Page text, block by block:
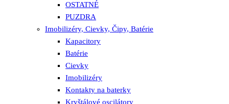
OSTATNÉ
PUZDRA
Imobilizéry, Cievky, Čipy, Batérie
Kapacitory
Batérie
Cievky
Imobilizéry
Kontakty na baterky
Kryštálové oscilátory